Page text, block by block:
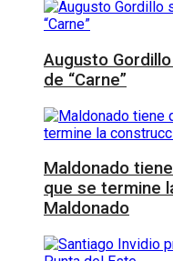
Augusto
de “Carne”
Maldonado
que se termine
Maldonado